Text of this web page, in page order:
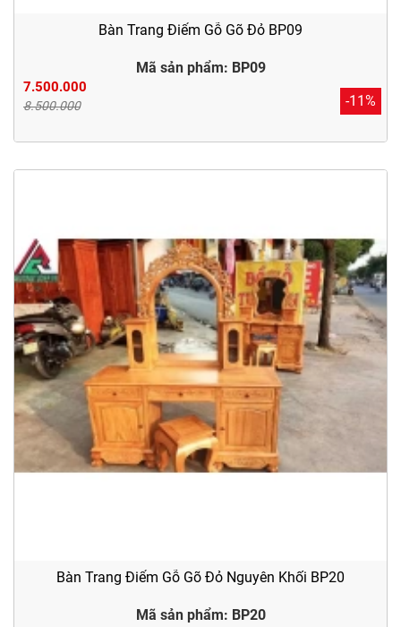
Bàn Trang Điểm Gỗ Gõ Đỏ BP09
Mã sản phẩm: BP09
7.500.000
8.500.000 -11%
Bàn Trang Điểm Gỗ Gõ Đỏ Nguyên Khối BP20
Mã sản phẩm: BP20